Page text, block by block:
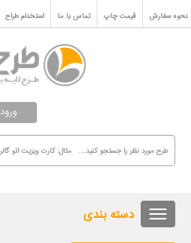
نحوه سفارش قیمت چاپ تماس با ما استخدام طراح
ورود
دسته بندی